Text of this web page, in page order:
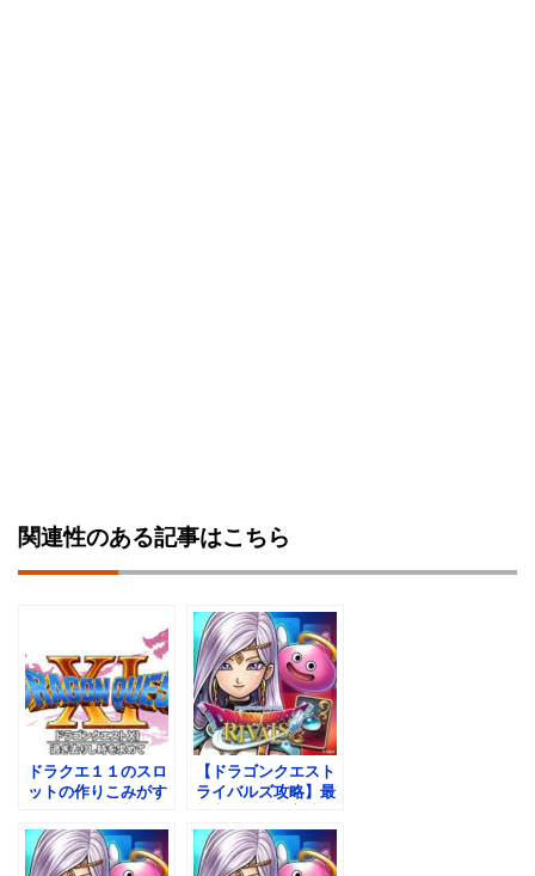
関連性のある記事はこちら
ドラクエ１１のスロ
ットの作りこみがす
フリーズもリプレイ
外しもある
【ドラゴンクエスト
ライバルズ攻略】最
無料でガチャを回す
方法